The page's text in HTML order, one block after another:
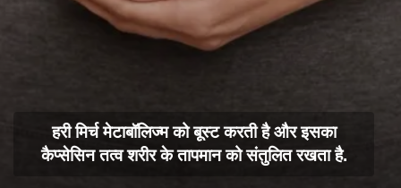
हरी मिर्च मेटाबॉलिज्म को बूस्ट करती है और इसका
कैप्सेसिन तत्व शरीर के तापमान को संतुलित रखता है.